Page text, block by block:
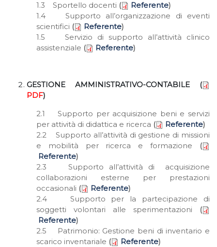
1.3 Sportello docenti ( Referente)
1.4 Supporto all’organizzazione di eventi
scientifici ( Referente)
1.5 Servizio di supporto all’attività clinico
assistenziale ( Referente)
GESTIONE AMMINISTRATIVO-CONTABILE (
PDF)
2.1 Supporto per acquisizione beni e servizi
per attività di didattica e ricerca ( Referente)
2.2 Supporto all’attività di gestione di missioni
e mobilità per ricerca e formazione
(
Referente)
2.3 Supporto all’attività di acquisizione
collaborazioni esterne per prestazioni
occasionali ( Referente)
2.4 Supporto per la partecipazione di
soggetti volontari alle sperimentazioni
(
Referente)
2.5 Patrimonio: Gestione beni di inventario e
scarico inventariale ( Referente)